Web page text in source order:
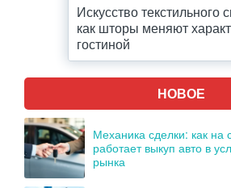
Искусство текстильного
как шторы меняют
гостиной
НОВОЕ
Механика сделки: как
работает выкуп авто в
рынка